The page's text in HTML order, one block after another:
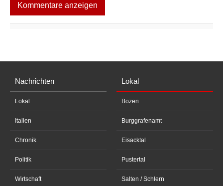
Kommentare anzeigen
Nachrichten
Lokal
Italien
Chronik
Politik
Wirtschaft
Lokal
Bozen
Burggrafenamt
Eisacktal
Pustertal
Salten / Schlern